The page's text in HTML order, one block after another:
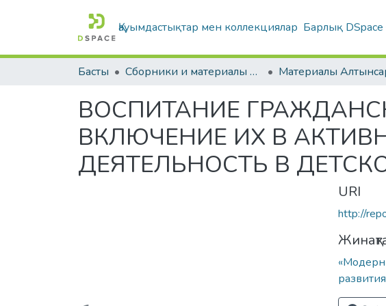
Қауымдастықтар мен коллекциялар Барлық DSpace
Басты Сборники и материалы конференций
ВОСПИТАНИЕ
ВКЛЮЧЕНИЕ ИХ В
ДЕЯТЕЛЬНОСТЬ В
URI
http://